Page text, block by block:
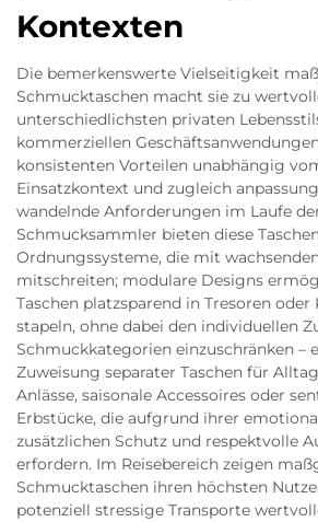
Kontexten
Die bemerkenswerte Vielseitigkeit
Schmucktaschen macht sie zu
unterschiedlichsten privaten
kommerziellen
konsistenten Vorteilen unabhängig
Einsatzkontext und zugleich
wandelnde Anforderungen im Laufe
Schmucksammler bieten diese
Ordnungssysteme, die mit
mitschreiten; modulare Designs
Taschen platzsparend in Tresoren oder
stapeln, ohne dabei den individuellen
Schmuckkategorien einzuschränken –
Zuweisung separater Taschen für
Anlässe, saisonale Accessoires oder
Erbstücke, die aufgrund ihrer
zusätzlichen Schutz und respektvolle
erfordern. Im Reisebereich zeigen
Schmucktaschen ihren höchsten
potenziell stressige Transporte